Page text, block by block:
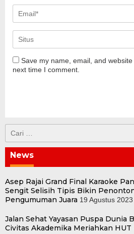
Save my name, email, and
next time I comment.
untuk:
News
Asep Rajai Grand Final Karaoke
Sengit Selisih Tipis Bikin
Pengumuman Juara 19 Agustus 2023
Jalan Sehat Yayasan Puspa Dunia
Civitas Akademika Meriahkan HUT